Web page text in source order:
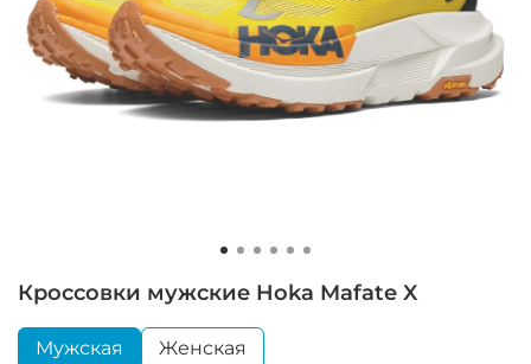
Кроссовки мужские Hoka Mafate X
Мужская Женская